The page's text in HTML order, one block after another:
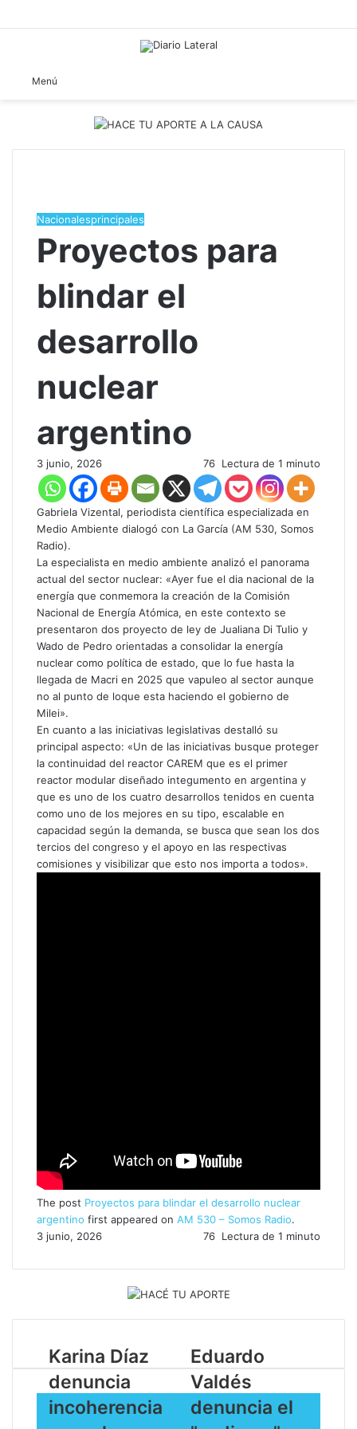
Menú
Nacionalesprincipales
​Proyectos para
blindar el
desarrollo
nuclear
argentino
3 junio, 2026 76 Lectura de 1 minuto
​Gabriela Vizental, periodista científica especializada en
Medio Ambiente dialogó con La García (AM 530, Somos
Radio).
La especialista en medio ambiente analizó el panorama
actual del sector nuclear: «Ayer fue el dia nacional de la
energía que conmemora la creación de la Comisión
Nacional de Energía Atómica, en este contexto se
presentaron dos proyecto de ley de Jualiana Di Tulio y
Wado de Pedro orientadas a consolidar la energía
nuclear como política de estado, que lo fue hasta la
llegada de Macri en 2025 que vapuleo al sector aunque
no al punto de loque esta haciendo el gobierno de
Milei».
En cuanto a las iniciativas legislativas destalló su
principal aspecto: «Un de las iniciativas busque proteger
la continuidad del reactor CAREM que es el primer
reactor modular diseñado integumento en argentina y
que es uno de los cuatro desarrollos tenidos en cuenta
como uno de los mejores en su tipo, escalable en
capacidad según la demanda, se busca que sean los dos
tercios del congreso y el apoyo en las respectivas
comisiones y visibilizar que esto nos importa a todos».
The post Proyectos para blindar el desarrollo nuclear
argentino first appeared on AM 530 – Somos Radio.
3 junio, 2026
76 Lectura de 1 minuto
Karina Díaz
denuncia
incoherencia
Eduardo
Valdés
denuncia el